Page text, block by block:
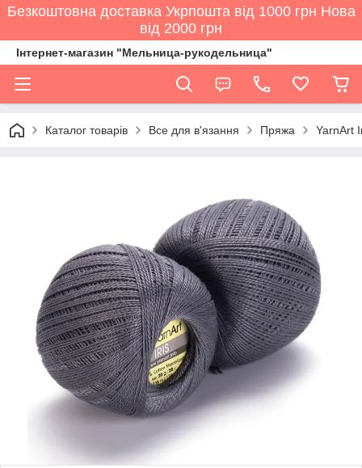
Безкоштовна доставка Укрпошта від 1000 грн Нова
від 2000 грн
Інтернет-магазин "Мельница-рукодельница"
Каталог товарів Все для в'язання Пряжа YarnArt